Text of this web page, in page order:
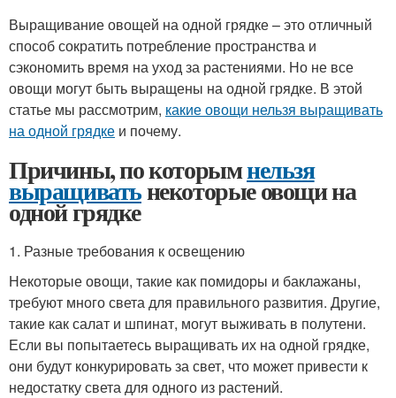
Выращивание овощей на одной грядке – это отличный
способ сократить потребление пространства и
сэкономить время на уход за растениями. Но не все
овощи могут быть выращены на одной грядке. В этой
статье мы рассмотрим, какие овощи нельзя выращивать
на одной грядке и почему.
Причины, по которымнельзя
выращиватьнекоторые овощи на
одной грядке
1. Разные требования к освещению
Некоторые овощи, такие как помидоры и баклажаны,
требуют много света для правильного развития. Другие,
такие как салат и шпинат, могут выживать в полутени.
Если вы попытаетесь выращивать их на одной грядке,
они будут конкурировать за свет, что может привести к
недостатку света для одного из растений.